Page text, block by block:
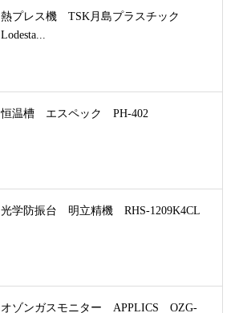
熱プレス機 TSK月島プラスチック
Lodesta...
恒温槽 エスペック PH-402
光学防振台 明立精機 RHS-1209K4CL
オゾンガスモニター APPLICS OZG-